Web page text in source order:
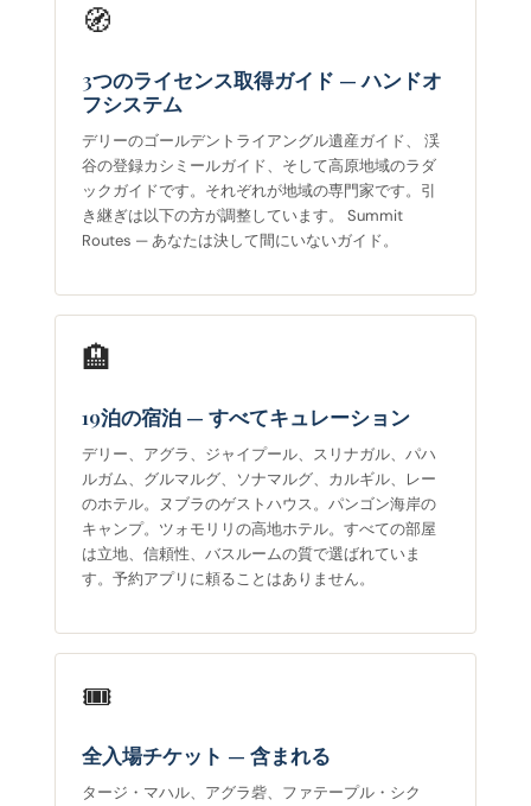
🧭
3つのライセンス取得ガイド — ハンドオ
フシステム
デリーのゴールデントライアングル遺産ガイド、 渓
谷の登録カシミールガイド、そして高原地域のラダ
ックガイドです。それぞれが地域の専門家です。引
き継ぎは以下の方が調整しています。 Summit
Routes — あなたは決して間にいないガイド。
🏨
19泊の宿泊 — すべてキュレーション
デリー、アグラ、ジャイプール、スリナガル、パハ
ルガム、グルマルグ、ソナマルグ、カルギル、レー
のホテル。ヌブラのゲストハウス。パンゴン海岸の
キャンプ。ツォモリリの高地ホテル。すべての部屋
は立地、信頼性、バスルームの質で選ばれていま
す。予約アプリに頼ることはありません。
🎟
全入場チケット — 含まれる
タージ・マハル、アグラ砦、ファテープル・シク